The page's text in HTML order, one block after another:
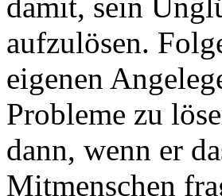
aufzulösen.
eigenen
Probleme zu
dann, wenn er
Mitmenschen